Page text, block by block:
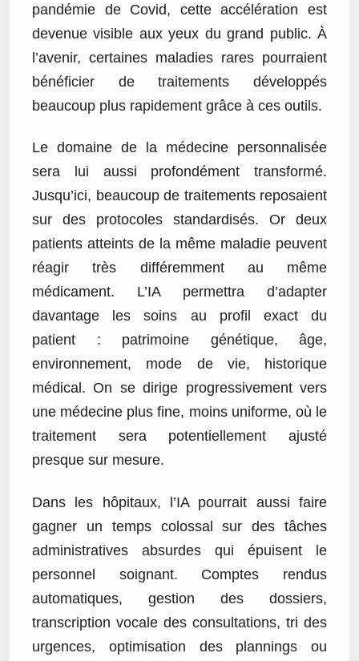
pandémie de Covid, cette accélération est
devenue visible aux yeux du grand public. À
l’avenir, certaines maladies rares pourraient
bénéficier de traitements développés
beaucoup plus rapidement grâce à ces outils.
Le domaine de la médecine personnalisée
sera lui aussi profondément transformé.
Jusqu’ici, beaucoup de traitements reposaient
sur des protocoles standardisés. Or deux
patients atteints de la même maladie peuvent
réagir très différemment au même
médicament. L’IA permettra d’adapter
davantage les soins au profil exact du
patient : patrimoine génétique, âge,
environnement, mode de vie, historique
médical. On se dirige progressivement vers
une médecine plus fine, moins uniforme, où le
traitement sera potentiellement ajusté
presque sur mesure.
Dans les hôpitaux, l’IA pourrait aussi faire
gagner un temps colossal sur des tâches
administratives absurdes qui épuisent le
personnel soignant. Comptes rendus
automatiques, gestion des dossiers,
transcription vocale des consultations, tri des
urgences, optimisation des plannings ou